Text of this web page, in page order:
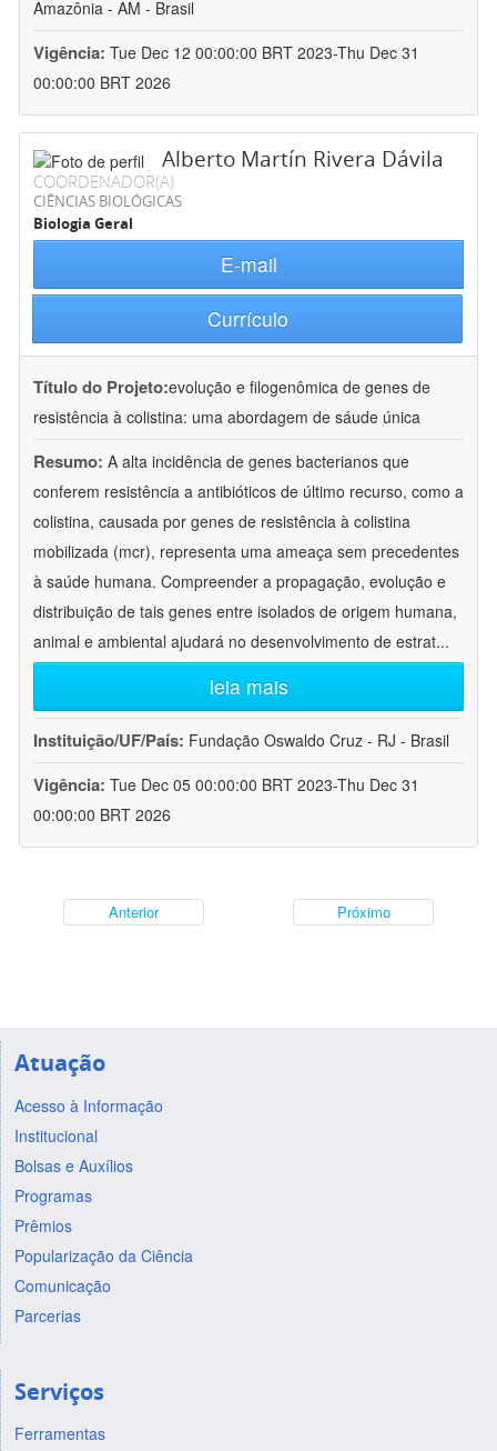
Amazônia - AM - Brasil
Vigência: Tue Dec 12 00:00:00 BRT 2023-Thu Dec 31
00:00:00 BRT 2026
Alberto Martín Rivera Dávila
COORDENADOR(A)
CIÊNCIAS BIOLÓGICAS
Biologia Geral
E-mail
Currículo
Título do Projeto:evolução e filogenômica de genes de
resistência à colistina: uma abordagem de sáude única
Resumo: A alta incidência de genes bacterianos que
conferem resistência a antibióticos de último recurso, como a
colistina, causada por genes de resistência à colistina
mobilizada (mcr), representa uma ameaça sem precedentes
à saúde humana. Compreender a propagação, evolução e
distribuição de tais genes entre isolados de origem humana,
animal e ambiental ajudará no desenvolvimento de estrat...
leia mais
Instituição/UF/País: Fundação Oswaldo Cruz - RJ - Brasil
Vigência: Tue Dec 05 00:00:00 BRT 2023-Thu Dec 31
00:00:00 BRT 2026
Anterior Próximo
Atuação
Acesso à Informação
Institucional
Bolsas e Auxílios
Programas
Prêmios
Popularização da Ciência
Comunicação
Parcerias
Serviços
Ferramentas